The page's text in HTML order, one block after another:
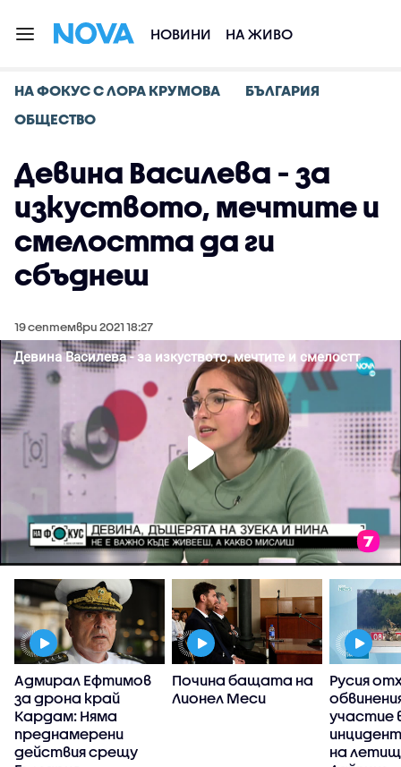
НОВИНИ НА ЖИВО
НА ФОКУС С ЛОРА КРУМОВА
БЪЛГАРИЯ
ОБЩЕСТВО
Девина Василева - за
изкуството, мечтите и
смелостта да ги
сбъднеш
19 септември 2021 18:27
Адмирал Ефтимов
за дрона край
Кардам: Няма
преднамерени
действия срещу
Почина бащата на
Лионел Меси
Русия
участие
на